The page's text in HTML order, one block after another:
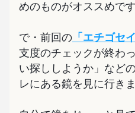
めのものがオススめです
で・前回の 「エチゴセ
支度のチェックが終わ
い探ししようか」など
レにある鏡を見に行きま